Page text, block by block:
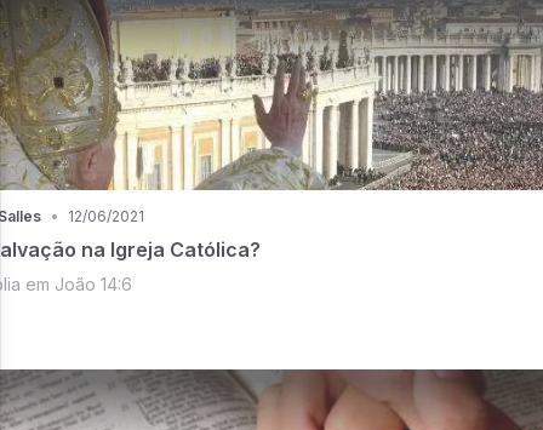
• 12/06/2021
na Igreja Católica?
em João 14:6